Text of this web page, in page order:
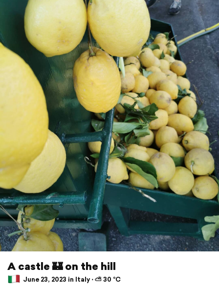
A castle 🏰 on the hill
June 23, 2023 in Italy ⋅ ⛅ 30 °C